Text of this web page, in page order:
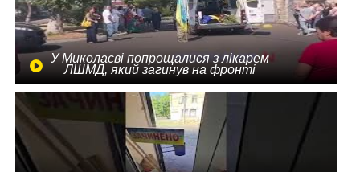
У Миколаєві попрощалися з лікарем
ЛШМД, який загинув на фронті